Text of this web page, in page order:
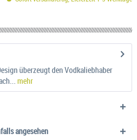
überzeugt den Vodkaliebhaber
mehr
angesehen